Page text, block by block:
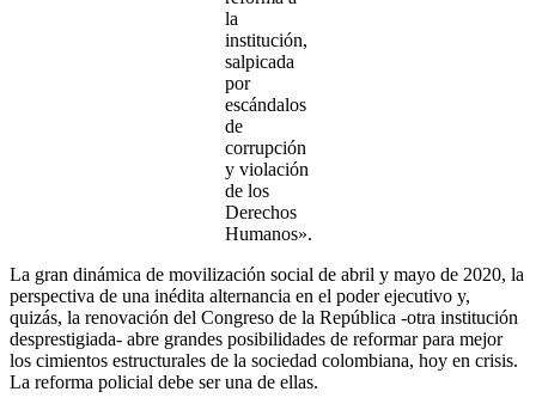
la
institución,
salpicada
por
escándalos
de
corrupción
y violación
de los
Derechos
Humanos».
La gran dinámica de movilización social de abril y mayo de 2020, la
perspectiva de una inédita alternancia en el poder ejecutivo y,
quizás, la renovación del Congreso de la República -otra institución
desprestigiada- abre grandes posibilidades de reformar para mejor
los cimientos estructurales de la sociedad colombiana, hoy en crisis.
La reforma policial debe ser una de ellas.